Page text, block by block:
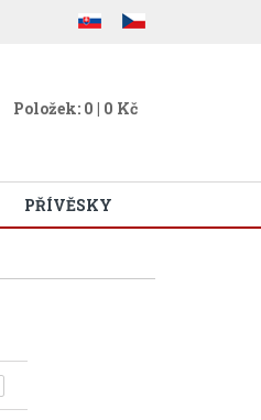
Položek: 0 | 0 Kč
PŘÍVĚSKY